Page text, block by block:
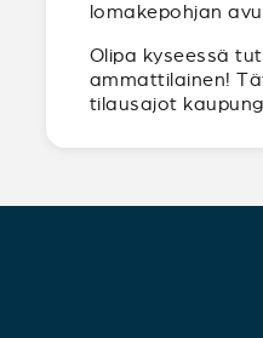
lomakepohjan
Olipa kyseessä
ammattilainen!
tilausajot